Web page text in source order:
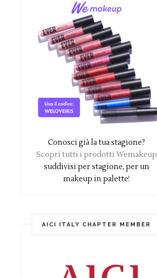
Conosci già la tua stagione?
Scopri tutti i prodotti Wemakeup
suddivisi per stagione, per un
makeup in palette!
AICI ITALY CHAPTER MEMBER